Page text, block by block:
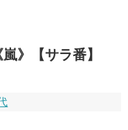
》【サラ番】